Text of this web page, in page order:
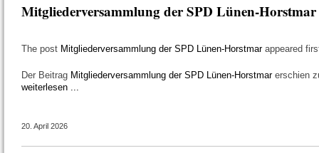
Mitgliederversammlung der SPD Lünen-Horstmar
The post Mitgliederversammlung der SPD Lünen-Horstmarappeared
Der Beitrag Mitgliederversammlung der SPD Lünen-Horstmarerschien
weiterlesen ...
20. April 2026